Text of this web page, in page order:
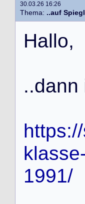
30.03.26 16:26
Thema: ..auf
Hallo,
..dann
1991/